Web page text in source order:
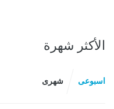
الأكثر شهرة
اسبوعى شهرى